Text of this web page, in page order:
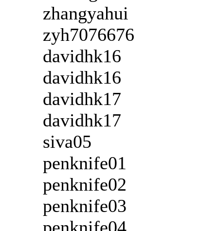
zhangyahui
zyh7076676
davidhk16
davidhk16
davidhk17
davidhk17
siva05
penknife01
penknife02
penknife03